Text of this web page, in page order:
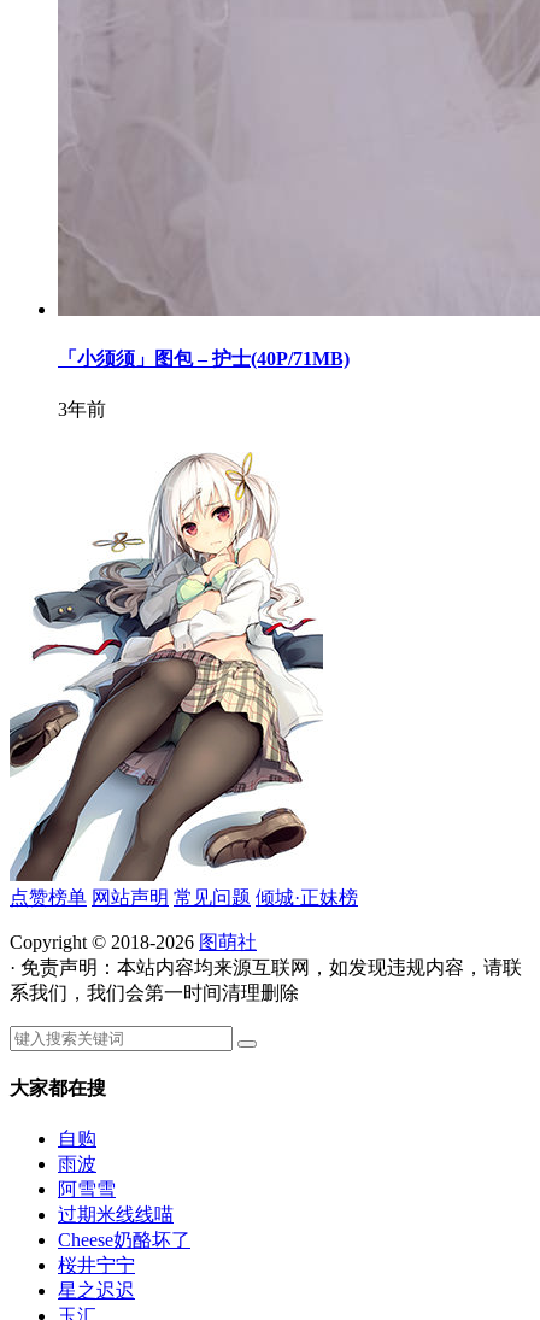
「小须须」图包 – 护士(40P/71MB)
3年前
点赞榜单 网站声明 常见问题 倾城·正妹榜
Copyright © 2018-2026 图萌社
· 免责声明：本站内容均来源互联网，如发现违规内容，请联
系我们，我们会第一时间清理删除
大家都在搜
自购
雨波
阿雪雪
过期米线线喵
Cheese奶酪坏了
桜井宁宁
星之迟迟